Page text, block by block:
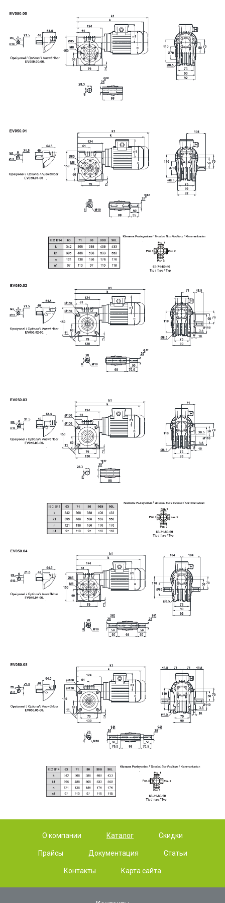
100
124,97
167,4
189,3
О компании Каталог Скидки
Прайсы Документация Статьи
Контакты Карта сайта